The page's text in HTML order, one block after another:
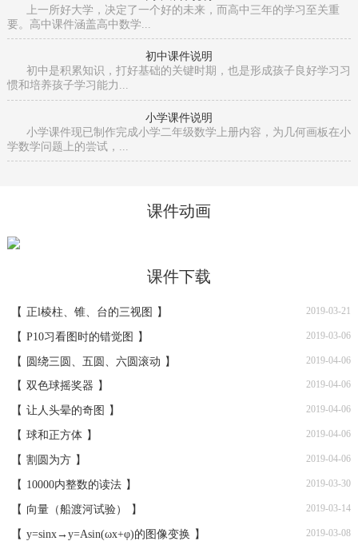
上一所好大学，决定了一个好的未来，而高中三年的学习至关重
要。高中课件涵盖高中数学...
初中课件说明
初中是积累知识，打好基础的关键时期，也是形成孩子良好学习习
惯和培养孩子学习能力...
小学课件说明
小学课件现已制作完成小学二年级数学上册内容，为几何画板在小
学数学问题上的尝试，...
课件动画
课件下载
2019-03-21
【 正l棱柱、锥、台的三视图 】
2019-03-06
【 P10习看图时的错觉图 】
2019-04-06
【 圆绕三圆、五圆、六圆滚动 】
2019-04-06
【 双色球摇奖器 】
2019-04-06
【 让人头晕的奇图 】
2019-04-06
【 球和正方体 】
2019-04-06
【 割圆为方 】
2019-03-30
【 10000内整数的读法 】
2019-03-14
【 向量（船渡河试验） 】
2019-03-08
【 y=sinx→y=Asin(ωx+φ)的图像变换 】